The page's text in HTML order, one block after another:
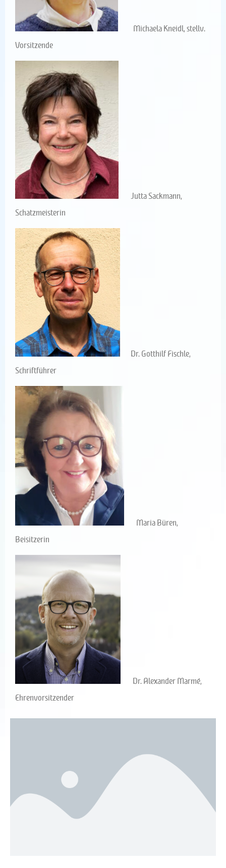
Michaela Kneidl, stellv.
Vorsitzende
Jutta Sackmann,
Schatzmeisterin
Dr. Gotthilf Fischle,
Schriftführer
Maria Büren,
Beisitzerin
Dr. Alexander Marmé,
Ehrenvorsitzender